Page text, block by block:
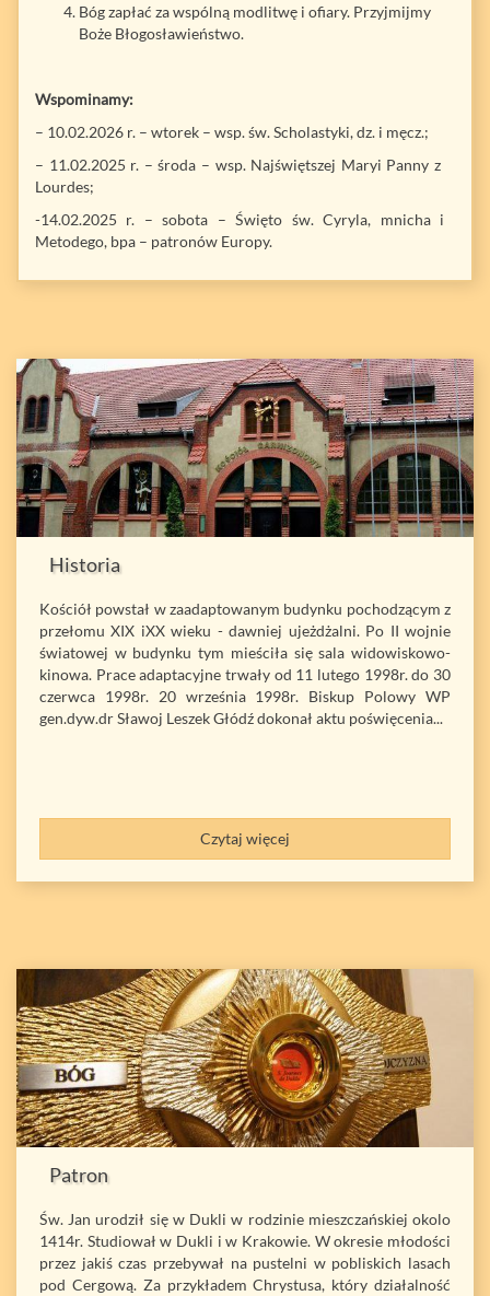
Bóg zapłać za wspólną modlitwę i ofiary. Przyjmijmy
Boże Błogosławieństwo.
Wspominamy:
– 10.02.2026 r. – wtorek – wsp. św. Scholastyki, dz. i męcz.;
– 11.02.2025 r. – środa – wsp. Najświętszej Maryi Panny z
Lourdes;
-14.02.2025 r. – sobota – Święto św. Cyryla, mnicha i
Metodego, bpa – patronów Europy.
Historia
Kościół powstał w zaadaptowanym budynku pochodzącym z
przełomu XIX iXX wieku - dawniej ujeżdżalni. Po II wojnie
światowej w budynku tym mieściła się sala widowiskowo-
kinowa. Prace adaptacyjne trwały od 11 lutego 1998r. do 30
czerwca 1998r. 20 września 1998r. Biskup Polowy WP
gen.dyw.dr Sławoj Leszek Głódź dokonał aktu poświęcenia...
Czytaj więcej
Patron
Św. Jan urodził się w Dukli w rodzinie mieszczańskiej okolo
1414r. Studiował w Dukli i w Krakowie. W okresie młodości
przez jakiś czas przebywał na pustelni w pobliskich lasach
pod Cergową. Za przykładem Chrystusa, który działalność